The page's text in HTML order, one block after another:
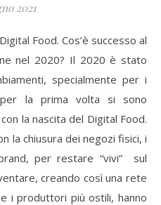
2021
Food. Cos’è successo al
nel 2020? Il 2020 è stato
specialmente per i
la prima volta si sono
la nascita del Digital Food.
la chiusura dei negozi fisici, i
per restare “vivi” sul
creando così una rete
i produttori più ostili, hanno